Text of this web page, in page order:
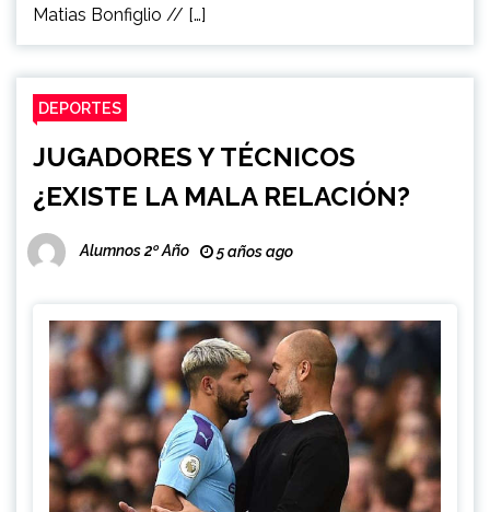
Matias Bonfiglio // […]
DEPORTES
JUGADORES Y TÉCNICOS
¿EXISTE LA MALA RELACIÓN?
Alumnos 2º Año 5 años ago